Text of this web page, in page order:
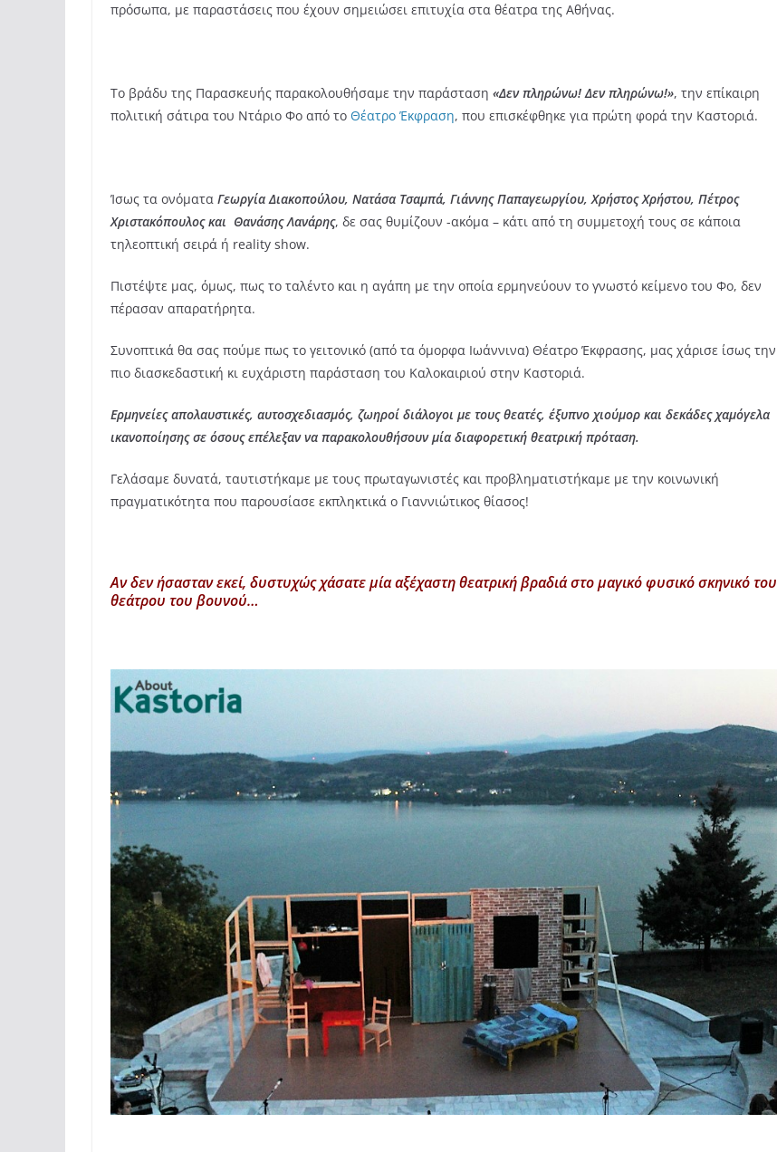
πρόσωπα, με παραστάσεις που έχουν σημειώσει επιτυχία στα θέατρα της Αθήνας.
Το βράδυ της Παρασκευής παρακολουθήσαμε την παράσταση «Δεν πληρώνω! Δεν πληρώνω!», την επίκαιρη
πολιτική σάτιρα του Ντάριο Φο από το Θέατρο Έκφραση, που επισκέφθηκε για πρώτη φορά την Καστοριά.
Ίσως τα ονόματα Γεωργία Διακοπούλου, Νατάσα Τσαμπά, Γιάννης Παπαγεωργίου, Χρήστος Χρήστου, Πέτρος
Χριστακόπουλος και Θανάσης Λανάρης, δε σας θυμίζουν -ακόμα – κάτι από τη συμμετοχή τους σε κάποια
τηλεοπτική σειρά ή reality show.
Πιστέψτε μας, όμως, πως το ταλέντο και η αγάπη με την οποία ερμηνεύουν το γνωστό κείμενο του Φο, δεν
πέρασαν απαρατήρητα.
Συνοπτικά θα σας πούμε πως το γειτονικό (από τα όμορφα Ιωάννινα) Θέατρο Έκφρασης, μας χάρισε ίσως την
πιο διασκεδαστική κι ευχάριστη παράσταση του Καλοκαιριού στην Καστοριά.
Ερμηνείες απολαυστικές, αυτοσχεδιασμός, ζωηροί διάλογοι με τους θεατές, έξυπνο χιούμορ και δεκάδες χαμόγελα
ικανοποίησης σε όσους επέλεξαν να παρακολουθήσουν μία διαφορετική θεατρική πρόταση.
Γελάσαμε δυνατά, ταυτιστήκαμε με τους πρωταγωνιστές και προβληματιστήκαμε με την κοινωνική
πραγματικότητα που παρουσίασε εκπληκτικά ο Γιαννιώτικος θίασος!
Αν δεν ήσασταν εκεί, δυστυχώς χάσατε μία αξέχαστη θεατρική βραδιά στο μαγικό φυσικό σκηνικό του
θεάτρου του βουνού…